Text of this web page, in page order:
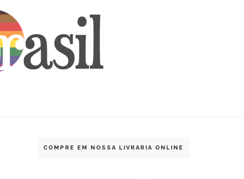
COMPRE EM NOSSA LIVRARIA ONLINE